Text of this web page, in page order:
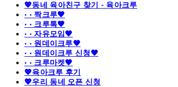
💖동네 육아친구 찾기 - 육아크루
· · 짝크루🧡
· · 크루톡🧡
· · 자유모임🧡
· · 원데이크루🧡
· · 원데이크루 신청🧡
· · 크루마켓🧡
💖육아크루 후기
💖우리 동네 오픈 신청